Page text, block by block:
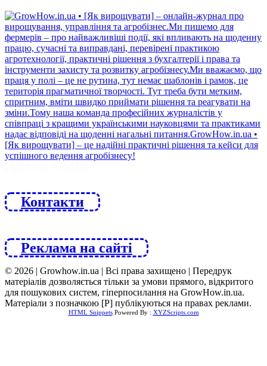
Контакти
Реклама на сайті
© 2026 | Growhow.in.ua | Всі права захищено | Передрук
матеріалів дозволяється тільки за умови прямого, відкритого
для пошукових систем, гіперпосилання на GrowHow.in.ua.
Матеріали з позначкою [Р] публікуються на правах реклами.
HTML SnippetsPowered By : XYZScripts.com